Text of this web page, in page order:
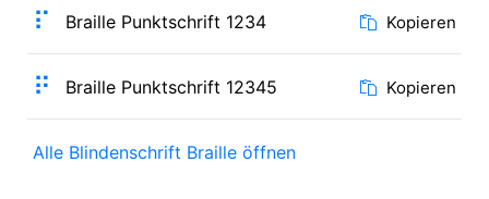
⠏ Braille Punktschrift 1234 Kopieren
⠟ Braille Punktschrift 12345 Kopieren
Alle Blindenschrift Braille öffnen